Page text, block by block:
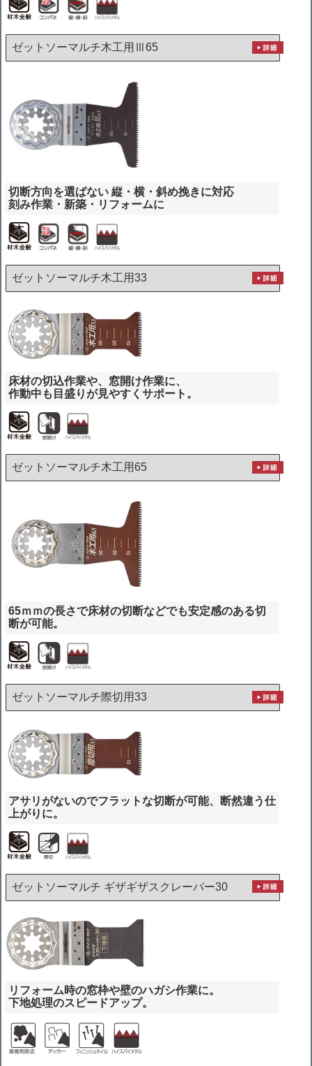
ゼットソーマルチ木工用Ⅲ65
切断方向を選ばない 縦・横・斜め挽きに対応
刻み作業・新築・リフォームに
ゼットソーマルチ木工用33
床材の切込作業や、窓開け作業に、
作動中も目盛りが見やすくサポート。
ゼットソーマルチ木工用65
65ｍｍの長さで床材の切断などでも安定感のある切
断が可能。
ゼットソーマルチ際切用33
アサリがないのでフラットな切断が可能、断然違う仕
上がりに。
ゼットソーマルチ ギザギザスクレーパー30
リフォーム時の窓枠や壁のハガシ作業に。
下地処理のスピードアップ。